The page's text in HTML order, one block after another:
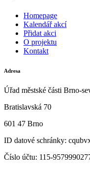
Homepage
Kalendář akcí
Přidat akci
O projektu
Kontakt
Adresa
Úřad městské části Brno-
Bratislavská 70
601 47 Brno
ID datové schránky:
Číslo účtu: 115-